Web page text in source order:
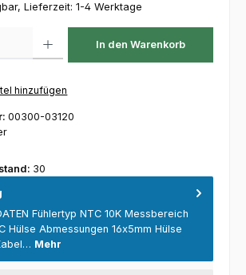
Lieferzeit: 1-4 Werktage
In den Warenkorb
hinzufügen
00300-03120
30
Fühlertyp NTC 10K Messbereich
Hülse Abmessungen 16x5mm Hülse
Mehr